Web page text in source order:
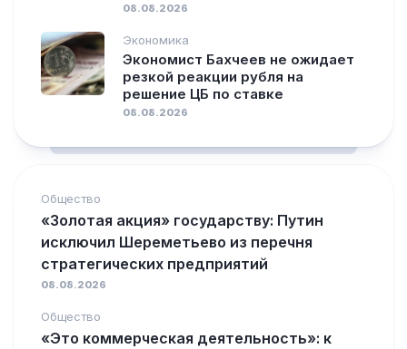
08.08.2026
Экономика
Экономист Бахчеев не ожидает
резкой реакции рубля на
решение ЦБ по ставке
08.08.2026
Общество
«Золотая акция» государству: Путин
исключил Шереметьево из перечня
стратегических предприятий
08.08.2026
Общество
«Это коммерческая деятельность»: к